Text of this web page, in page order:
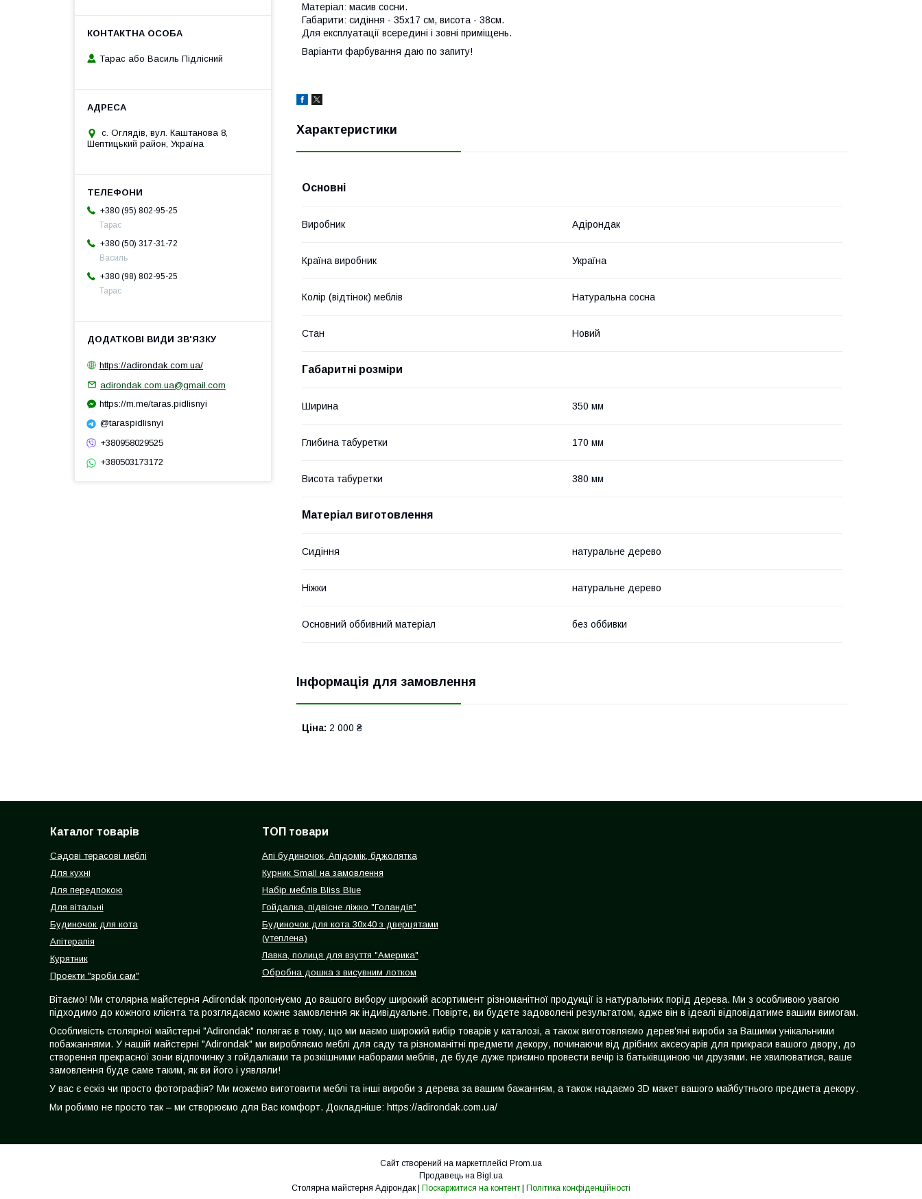
Матеріал: масив сосни.
Габарити: сидіння - 35х17 см, висота - 38см.
Для експлуатації всередині і зовні приміщень.
Варіанти фарбування даю по запиту!
Характеристики
Основні
Виробник Адірондак
Країна виробник Україна
Колір (відтінок) меблів Натуральна сосна
Стан Новий
Габаритні розміри
Ширина 350 мм
Глибина табуретки 170 мм
Висота табуретки 380 мм
Матеріал виготовлення
Сидіння натуральне дерево
Ніжки натуральне дерево
Основний оббивний матеріал без оббивки
Інформація для замовлення
Ціна: 2 000 ₴
Тарас або Василь Підлісний
с. Оглядів, вул. Каштанова 8,
Шептицький район, Україна
+380 (95) 802-95-25
Тарас
+380 (50) 317-31-72
Василь
+380 (98) 802-95-25
Тарас
https://adirondak.com.ua/
adirondak.com.ua@gmail.com
https://m.me/taras.pidlisnyi
@taraspidlisnyi
+380958029525
+380503173172
Каталог товарів
Садові терасові меблі
Для кухні
Для передпокою
Для вітальні
Будиночок для кота
Апітерапія
Курятник
Проекти "зроби сам"
ТОП товари
Апі будиночок, Апідомік, бджолятка
Курник Small на замовлення
Набір меблів Bliss Blue
Гойдалка, підвісне ліжко "Голандія"
Будиночок для кота 30х40 з дверцятами
(утеплена)
Лавка, полиця для взуття "Америка"
Обробна дошка з висувним лотком
Вітаємо! Ми столярна майстерня Adirondak пропонуємо до вашого вибору широкий асортимент різноманітної продукції із натуральних порід дерева. Ми з особливою увагою
підходимо до кожного клієнта та розглядаємо кожне замовлення як індивідуальне. Повірте, ви будете задоволені результатом, адже він в ідеалі відповідатиме вашим вимогам.
Особливість столярної майстерні "Adirondak" полягає в тому, що ми маємо широкий вибір товарів у каталозі, а також виготовляємо дерев'яні вироби за Вашими унікальними
побажаннями. У нашій майстерні "Adirondak" ми виробляємо меблі для саду та різноманітні предмети декору, починаючи від дрібних аксесуарів для прикраси вашого двору, до
створення прекрасної зони відпочинку з гойдалками та розкішними наборами меблів, де буде дуже приємно провести вечір із батьківщиною чи друзями. не хвилюватися, ваше
замовлення буде саме таким, як ви його і уявляли!
У вас є ескіз чи просто фотографія? Ми можемо виготовити меблі та інші вироби з дерева за вашим бажанням, а також надаємо 3D макет вашого майбутнього предмета декору.
Ми робимо не просто так – ми створюємо для Вас комфорт. Докладніше: https://adirondak.com.ua/
Сайт створений на маркетплейсі Prom.ua
Продавець на Bigl.ua
Столярна майстерня Адірондак | Поскаржитися на контент | Політика конфіденційності